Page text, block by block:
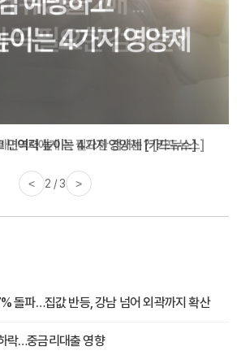
면역력 높이는 4가지 영양제 [카드뉴스]
< 3 / 3 >
돌파…집값 반등, 강남 넘어 외곽까지 확산
락…중금리대출 영향